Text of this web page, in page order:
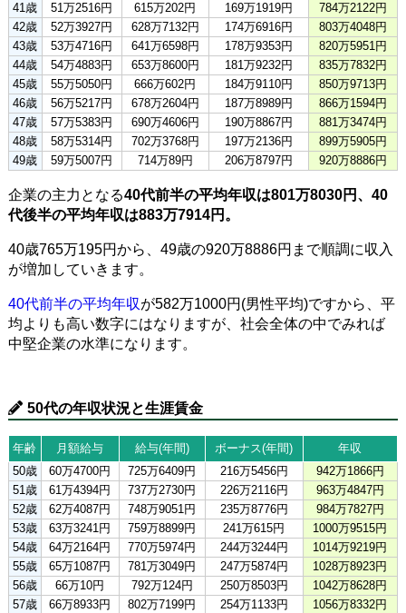
41歳
51万2516円 615万202円 169万1919円
784万2122円
42歳
52万3927円 628万7132円 174万6916円
803万4048円
43歳
53万4716円 641万6598円 178万9353円
820万5951円
44歳
54万4883円 653万8600円 181万9232円
835万7832円
45歳
55万5050円 666万602円 184万9110円
850万9713円
46歳
56万5217円 678万2604円 187万8989円
866万1594円
47歳
57万5383円 690万4606円 190万8867円
881万3474円
48歳
58万5314円 702万3768円 197万2136円
899万5905円
49歳
59万5007円 714万89円 206万8797円 920万8886円
企業の主力となる40代前半の平均年収は801万8030円、40
代後半の平均年収は883万7914円。
40歳765万195円から、49歳の920万8886円まで順調に収入
が増加していきます。
40代前半の平均年収が582万1000円(男性平均)ですから、平
均よりも高い数字にはなりますが、社会全体の中でみれば
中堅企業の水準になります。
50代の年収状況と生涯賃金
年齢 月額給与 給与(年間) ボーナス(年間)
年収
50歳
60万4700円 725万6409円 216万5456円
942万1866円
51歳
61万4394円 737万2730円 226万2116円
963万4847円
52歳
62万4087円 748万9051円 235万8776円
984万7827円
53歳
63万3241円 759万8899円 241万615円
1000万9515円
54歳
64万2164円 770万5974円 244万3244円
1014万9219円
55歳
65万1087円 781万3049円 247万5874円
1028万8923円
56歳
66万10円 792万124円 250万8503円
1042万8628円
57歳
66万8933円 802万7199円 254万1133円
1056万8332円